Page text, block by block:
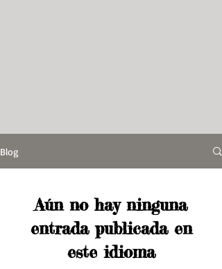
Blog
Aún no hay ninguna
entrada publicada en
este idioma